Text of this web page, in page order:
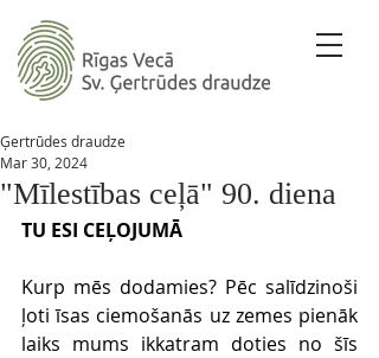
"Mīlestības ceļā" 90. diena
Ģertrūdes draudze
Mar 30, 2024
TU ESI CEĻOJUMĀ
Kurp mēs dodamies? Pēc salīdzinoši
ļoti īsas ciemošanās uz zemes pienāk
laiks mums ikkatram doties no šīs